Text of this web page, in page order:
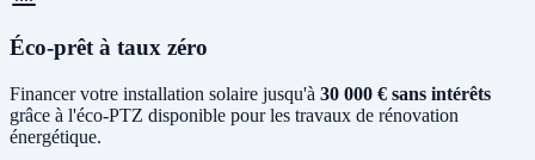
Éco-prêt à taux zéro
Financer votre installation solaire jusqu'à 30 000 € sans intérêts
grâce à l'éco-PTZ disponible pour les travaux de rénovation
énergétique.